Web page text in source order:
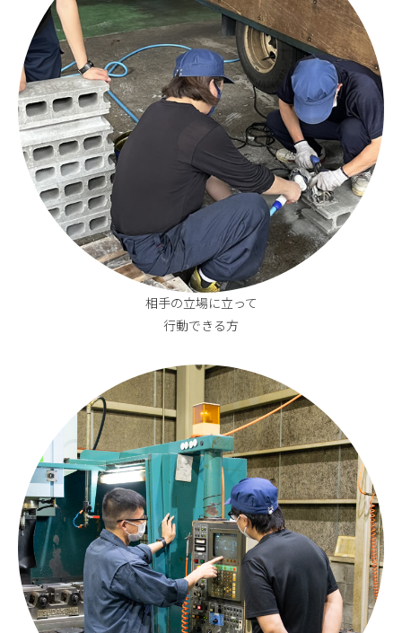
相手の立場に立って
行動できる方